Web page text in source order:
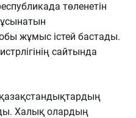
төленетін
жұмыс істей бастады.
сайтында
Халық олардың